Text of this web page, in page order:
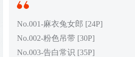
No.001-麻衣兔女郎 [24P]
No.002-粉色吊带 [30P]
No.003-告白常识 [35P]